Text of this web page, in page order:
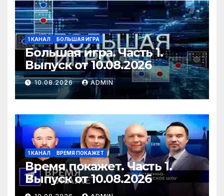
1 КАНАЛ БОЛЬШАЯ ИГРА
Большая игра. Часть 1.
Выпуск от 10.08.2026
10.08.2026 ADMIN
1 КАНАЛ ВРЕМЯ ПОКАЖЕТ
Время покажет. Часть 1.
Выпуск от 10.08.2026